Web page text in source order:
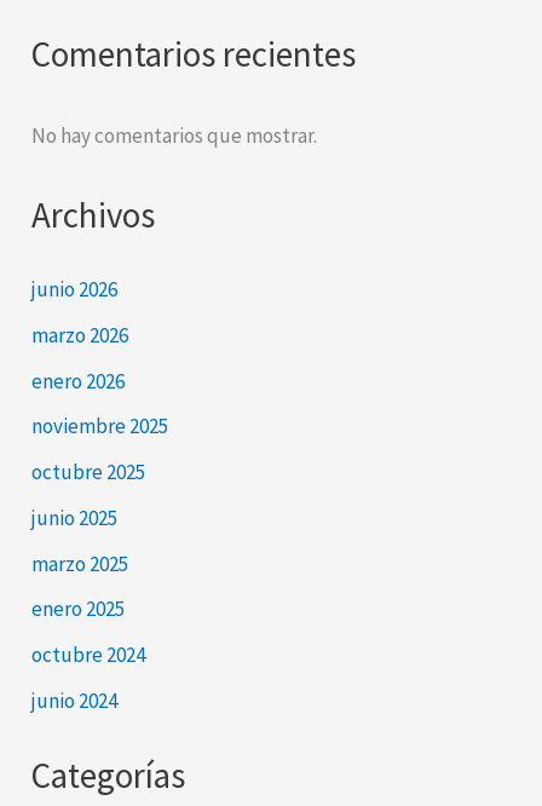
Comentarios recientes
No hay comentarios que mostrar.
Archivos
junio 2026
marzo 2026
enero 2026
noviembre 2025
octubre 2025
junio 2025
marzo 2025
enero 2025
octubre 2024
junio 2024
Categorías